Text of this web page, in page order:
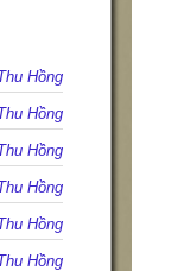
Hồng
Hồng
Hồng
Hồng
Hồng
Hồng